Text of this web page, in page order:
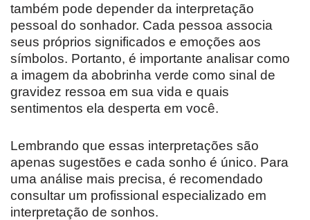
também pode depender da interpretação
pessoal do sonhador. Cada pessoa associa
seus próprios significados e emoções aos
símbolos. Portanto, é importante analisar como
a imagem da abobrinha verde como sinal de
gravidez ressoa em sua vida e quais
sentimentos ela desperta em você.
Lembrando que essas interpretações são
apenas sugestões e cada sonho é único. Para
uma análise mais precisa, é recomendado
consultar um profissional especializado em
interpretação de sonhos.